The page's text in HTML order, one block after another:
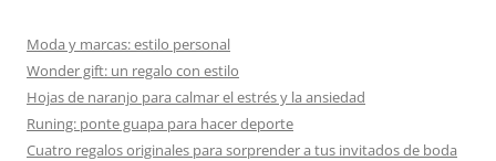
Moda y marcas: estilo personal
Wonder gift: un regalo con estilo
Hojas de naranjo para calmar el estrés y la ansiedad
Runing: ponte guapa para hacer deporte
Cuatro regalos originales para sorprender a tus invitados de boda